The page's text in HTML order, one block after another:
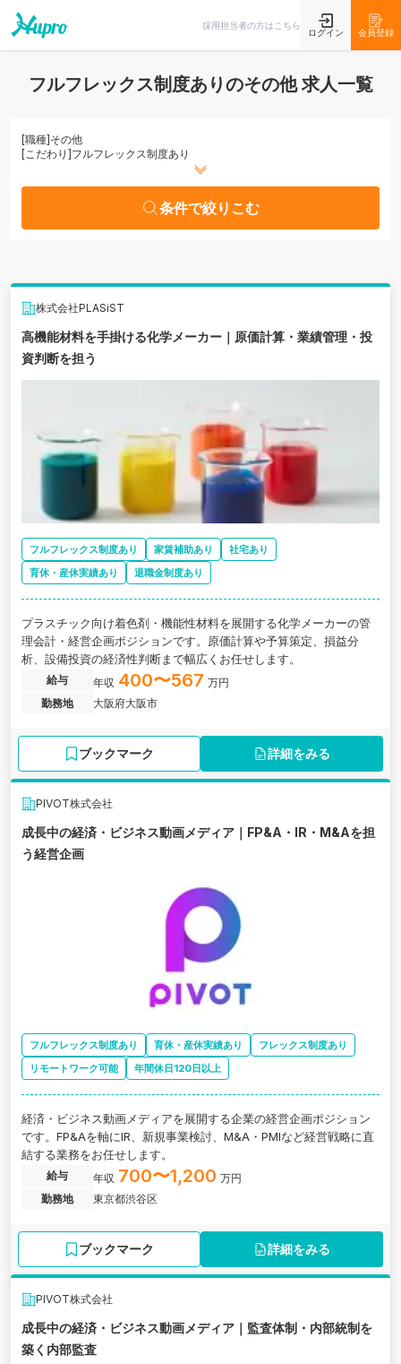
採用担当者の方はこちら
ログイン 会員登録
フルフレックス制度ありのその他 求人一覧
[職種] その他
[こだわり] フルフレックス制度あり
条件で絞りこむ
株式会社PLASiST
高機能材料を手掛ける化学メーカー｜原価計算・業績管理・投
資判断を担う
フルフレックス制度あり 家賃補助あり
社宅あり
育休・産休実績あり
退職金制度あり
プラスチック向け着色剤・機能性材料を展開する化学メーカーの管
理会計・経営企画ポジションです。原価計算や予算策定、損益分
析、設備投資の経済性判断まで幅広くお任せします。
給与 年収 400〜567 万円
勤務地
大阪府大阪市
ブックマーク 詳細をみる
PIVOT株式会社
成長中の経済・ビジネス動画メディア｜FP&A・IR・M&Aを担
う経営企画
フルフレックス制度あり 育休・産休実績あり
フレックス制度あり
リモートワーク可能
年間休日120日以上
経済・ビジネス動画メディアを展開する企業の経営企画ポジション
です。FP&Aを軸にIR、新規事業検討、M&A・PMIなど経営戦略に直
結する業務をお任せします。
給与 年収 700〜1,200 万円
勤務地
東京都渋谷区
ブックマーク 詳細をみる
PIVOT株式会社
成長中の経済・ビジネス動画メディア｜監査体制・内部統制を
築く内部監査